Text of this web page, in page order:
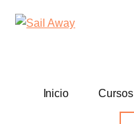
Additional
menu
Sail
Academia
Inicio
Cursos